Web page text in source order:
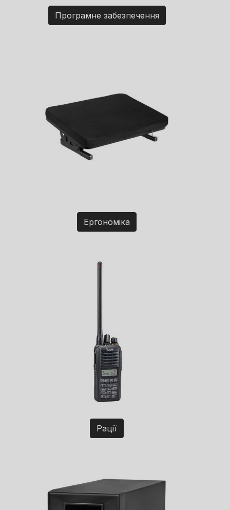
Програмне забезпечення
Ергономіка
Рації